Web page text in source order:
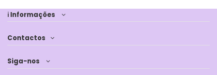
ℹ Informações
Contactos
Siga-nos